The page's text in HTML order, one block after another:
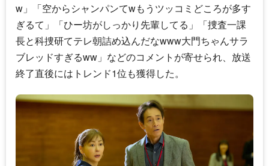
w」「空からシャンパンてwもうツッコミどころが多す
ぎるて」「ひー坊がしっかり先輩してる」「捜査一課
長と科捜研てテレ朝詰め込んだなwww大門ちゃんサラ
ブレッドすぎるww」などのコメントが寄せられ、放送
終了直後にはトレンド1位も獲得した。